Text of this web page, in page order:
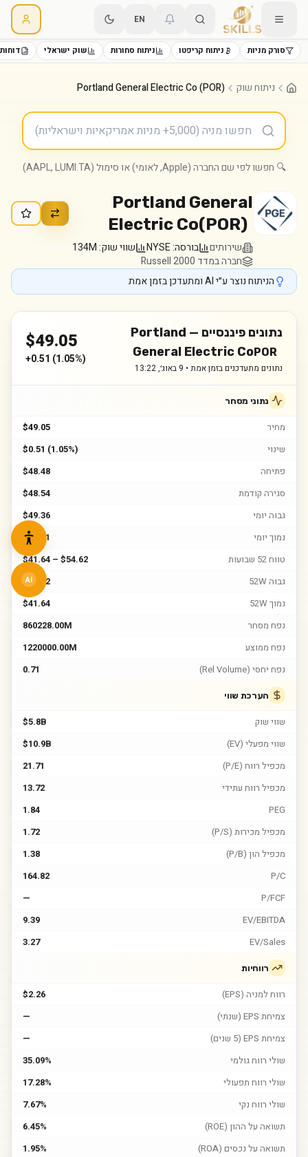
EN
סורק מניות ניתוח קריפטו ניתוח סחורות שוק ישראלי
ניתוח שוק Portland General Electric Co (POR)
🔍 חפשו לפי שם החברה (Apple, לאומי) או סימול (AAPL, LUMI.TA)
Portland General
Electric Co(POR)
שירותים בורסה:NYSE שווי שוק:134M
חברה במדד Russell 2000
הניתוח נוצר ע״י AI ומתעדכן בזמן אמת
נתונים פיננסיים — Portland
General Electric CoPOR
נתונים מתעדכנים בזמן אמת • 9 באוג׳, 13:22
$49.05
+0.51 (1.05%)
נתוני מסחר
מחיר
$49.05
שינוי
$0.51 (1.05%)
פתיחה
$48.48
סגירה קודמת
$48.54
גבוה יומי
$49.36
נמוך יומי
$48.31
טווח 52 שבועות
$41.64 – $54.62
גבוה 52W
$54.62
נמוך 52W
$41.64
נפח מסחר
860228.00M
נפח ממוצע
1220000.00M
נפח יחסי (Rel Volume)
0.71
הערכת שווי
שווי שוק
$5.8B
שווי מפעלי (EV)
$10.9B
מכפיל רווח (P/E)
21.71
מכפיל רווח עתידי
13.72
PEG
1.84
מכפיל מכירות (P/S)
1.72
מכפיל הון (P/B)
1.38
P/C
164.82
P/FCF
—
EV/EBITDA
9.39
EV/Sales
3.27
רווחיות
רווח למניה (EPS)
$2.26
צמיחת EPS (שנתי)
—
צמיחת EPS (5 שנים)
—
שולי רווח גולמי
35.09%
שולי רווח תפעולי
17.28%
שולי רווח נקי
7.67%
תשואה על ההון (ROE)
6.45%
תשואה על נכסים (ROA)
1.95%
AI